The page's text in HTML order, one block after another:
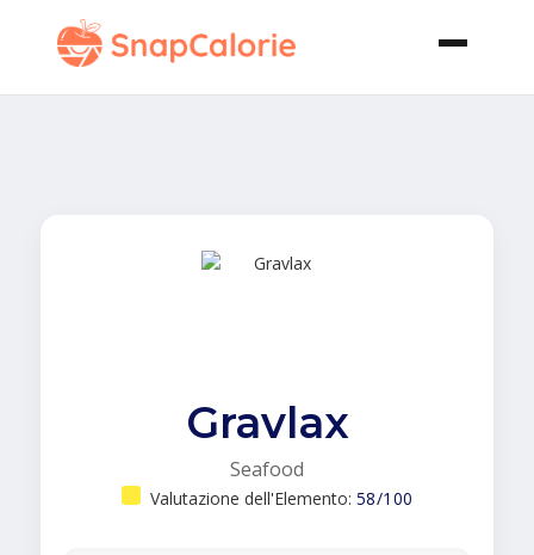
Gravlax
Seafood
Valutazione dell'Elemento: 58/100